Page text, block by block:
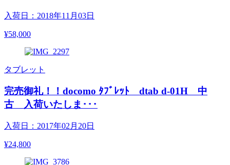
入荷日：2018年11月03日
¥58,000
タブレット
完売御礼！！docomo ﾀﾌﾞﾚｯﾄ dtab d-01H 中
古 入荷いたしま･･･
入荷日：2017年02月20日
¥24,800